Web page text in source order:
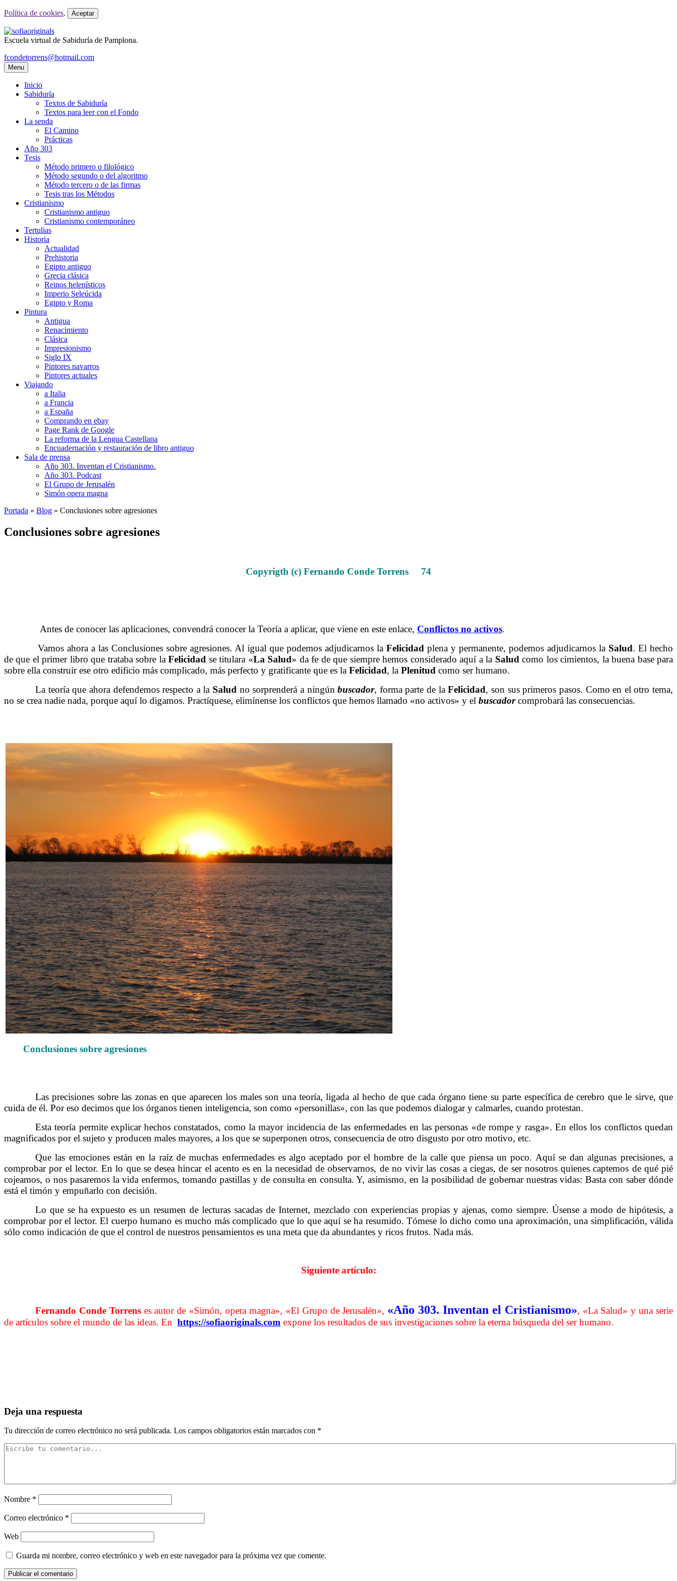
Política de cookies. Aceptar
Escuela virtual de Sabiduría de Pamplona.
fcondetorrens@hotmail.com
Menu
Inicio
Sabiduría
Textos de Sabiduría
Textos para leer con el Fondo
La senda
El Camino
Prácticas
Año 303
Tesis
Método primero o filológico
Método segundo o del algoritmo
Método tercero o de las firmas
Tesis tras los Métodos
Cristianismo
Cristianismo antiguo
Cristianismo contemporáneo
Tertulias
Historia
Actualidad
Prehistoria
Egipto antiguo
Grecia clásica
Reinos helenísticos
Imperio Seleúcida
Egipto y Roma
Pintura
Antigua
Renacimiento
Clásica
Impresionismo
Siglo IX
Pintores navarros
Pintores actuales
Viajando
a Italia
a Francia
a España
Comprando en ebay
Page Rank de Google
La reforma de la Lengua Castellana
Encuadernación y restauración de libro antiguo
Sala de prensa
Año 303. Inventan el Cristianismo.
Año 303. Podcast
El Grupo de Jerusalén
Simón opera magna
Portada » Blog » Conclusiones sobre agresiones
Conclusiones sobre agresiones
Copyrigth (c) Fernando Conde Torrens 74
Antes de conocer las aplicaciones, convendrá conocer la Teoría a aplicar, que viene en este enlace, Conflictos no activos.
Vamos ahora a las Conclusiones sobre agresiones. Al igual que podemos adjudicarnos la Felicidad plena y permanente, podemos adjudicarnos la Salud. El hecho
de que el primer libro que trataba sobre laFelicidad se titulara «La Salud» da fe de que siempre hemos considerado aquí a la Salud como los cimientos, la buena base para
sobre ella construir ese otro edificio más complicado, más perfecto y gratificante que es la Felicidad, la Plenitud como ser humano.
La teoría que ahora defendemos respecto a la Salud no sorprenderá a ningúnbuscador, forma parte de laFelicidad, son sus primeros pasos. Como en el otro tema,
no se crea nadie nada, porque aquí lo digamos. Practíquese, elimínense los conflictos que hemos llamado «no activos» y el buscador comprobará las consecuencias.
Conclusiones sobre agresiones
Las precisiones sobre las zonas en que aparecen los males son una teoría, ligada al hecho de que cada órgano tiene su parte específica de cerebro que le sirve, que
cuida de él. Por eso decimos que los órganos tienen inteligencia, son como «personillas», con las que podemos dialogar y calmarles, cuando protestan.
Esta teoría permite explicar hechos constatados, como la mayor incidencia de las enfermedades en las personas «de rompe y rasga». En ellos los conflictos quedan
magnificados por el sujeto y producen males mayores, a los que se superponen otros, consecuencia de otro disgusto por otro motivo, etc.
Que las emociones están en la raíz de muchas enfermedades es algo aceptado por el hombre de la calle que piensa un poco. Aquí se dan algunas precisiones, a
comprobar por el lector. En lo que se desea hincar el acento es en la necesidad de observarnos, de no vivir las cosas a ciegas, de ser nosotros quienes captemos de qué pié
cojeamos, o nos pasaremos la vida enfermos, tomando pastillas y de consulta en consulta. Y, asimismo, en la posibilidad de gobernar nuestras vidas: Basta con saber dónde
está el timón y empuñarlo con decisión.
Lo que se ha expuesto es un resumen de lecturas sacadas de Internet, mezclado con experiencias propias y ajenas, como siempre. Úsense a modo de hipótesis, a
comprobar por el lector. El cuerpo humano es mucho más complicado que lo que aquí se ha resumido. Tómese lo dicho como una aproximación, una simplificación, válida
sólo como indicación de que el control de nuestros pensamientos es una meta que da abundantes y ricos frutos. Nada más.
Siguiente artículo:
Fernando Conde Torrenses autor de «Simón, opera magna», «El Grupo de Jerusalén», «Año 303. Inventan el Cristianismo», «La Salud» y una serie
de artículos sobre el mundo de las ideas. En https://sofiaoriginals.com expone los resultados de sus investigaciones sobre la eterna búsqueda del ser humano.
Deja una respuesta
Tu dirección de correo electrónico no será publicada. Los campos obligatorios están marcados con *
Nombre *
Correo electrónico *
Web
Guarda mi nombre, correo electrónico y web en este navegador para la próxima vez que comente.